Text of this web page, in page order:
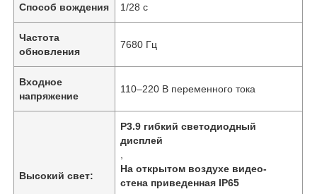
Домой
Способ вождения 1/28 с
Частота
обновления
7680 Гц
Входное
напряжение
110–220 В переменного тока
Высокий свет:
P3.9 гибкий светодиодный
дисплей
На открытом воздухе видео-
стена приведенная IP65